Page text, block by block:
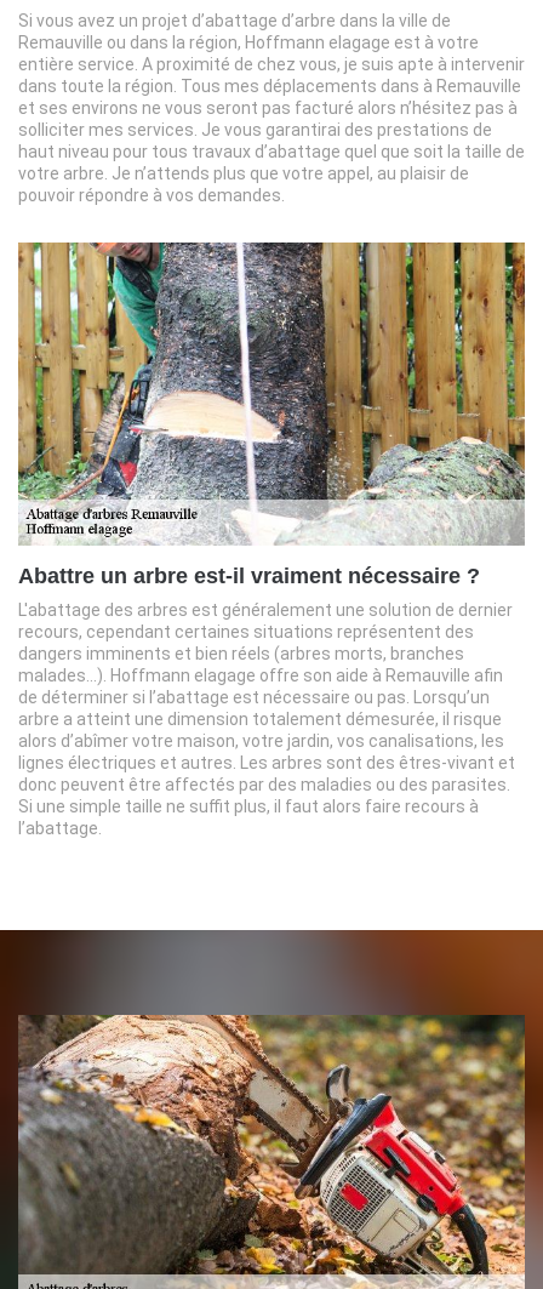
Si vous avez un projet d’abattage d’arbre dans la ville de
Remauville ou dans la région, Hoffmann elagage est à votre
entière service. A proximité de chez vous, je suis apte à intervenir
dans toute la région. Tous mes déplacements dans à Remauville
et ses environs ne vous seront pas facturé alors n’hésitez pas à
solliciter mes services. Je vous garantirai des prestations de
haut niveau pour tous travaux d’abattage quel que soit la taille de
votre arbre. Je n’attends plus que votre appel, au plaisir de
pouvoir répondre à vos demandes.
Abattre un arbre est-il vraiment nécessaire ?
L'abattage des arbres est généralement une solution de dernier
recours, cependant certaines situations représentent des
dangers imminents et bien réels (arbres morts, branches
malades…). Hoffmann elagage offre son aide à Remauville afin
de déterminer si l’abattage est nécessaire ou pas. Lorsqu’un
arbre a atteint une dimension totalement démesurée, il risque
alors d’abîmer votre maison, votre jardin, vos canalisations, les
lignes électriques et autres. Les arbres sont des êtres-vivant et
donc peuvent être affectés par des maladies ou des parasites.
Si une simple taille ne suffit plus, il faut alors faire recours à
l’abattage.